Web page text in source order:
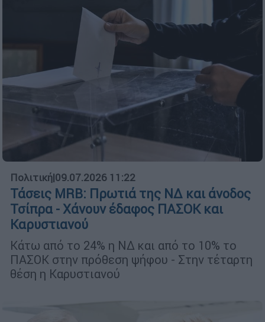
Πολιτική|09.07.2026 11:22
Τάσεις MRB: Πρωτιά της ΝΔ και άνοδος
Τσίπρα - Χάνουν έδαφος ΠΑΣΟΚ και
Καρυστιανού
Κάτω από το 24% η ΝΔ και από το 10% το
ΠΑΣΟΚ στην πρόθεση ψήφου - Στην τέταρτη
θέση η Καρυστιανού